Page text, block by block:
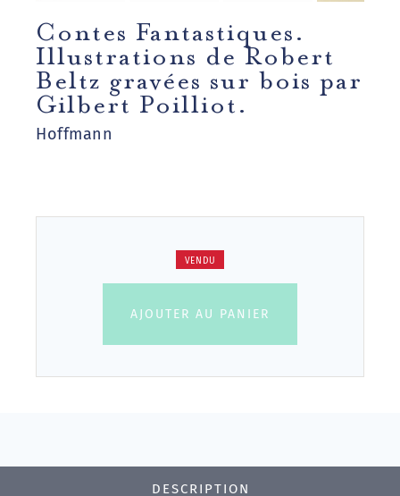
Contes Fantastiques.
Illustrations de Robert
Beltz gravées sur bois par
Gilbert Poilliot.
Hoffmann
VENDU
AJOUTER AU PANIER
DESCRIPTION